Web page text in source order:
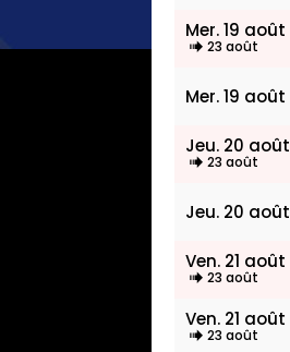
Mer. 19 août
23 août
Mer. 19 août
Jeu. 20 août
23 août
Jeu. 20 août
Ven. 21 août
23 août
Ven. 21 août
23 août